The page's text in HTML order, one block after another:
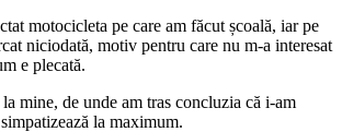
motocicleta pe care am făcut școală, iar pe
niciodată, motiv pentru care nu m-a interesat
e plecată.
mine, de unde am tras concluzia că i-am
la maximum.